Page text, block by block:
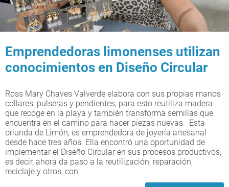
Emprendedoras limonenses utilizan
conocimientos en Diseño Circular
Ross Mary Chaves Valverde elabora con sus propias manos
collares, pulseras y pendientes, para esto reutiliza madera
que recoge en la playa y también transforma semillas que
encuentra en el camino para hacer piezas nuevas. Esta
oriunda de Limón, es emprendedora de joyería artesanal
desde hace tres años. Ella encontró una oportunidad de
implementar el Diseño Circular en sus procesos productivos,
es decir, ahora da paso a la reutilización, reparación,
reciclaje y otros, con...